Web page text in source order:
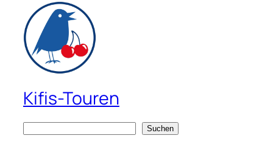
Kifis-Touren
Suchen